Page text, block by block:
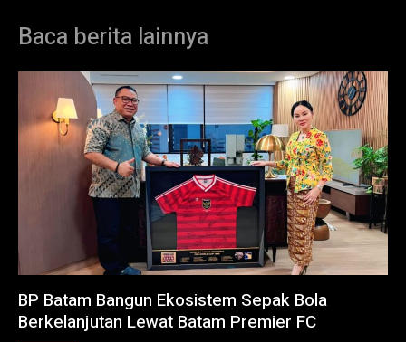
Baca berita lainnya
BP Batam Bangun Ekosistem Sepak Bola
Berkelanjutan Lewat Batam Premier FC